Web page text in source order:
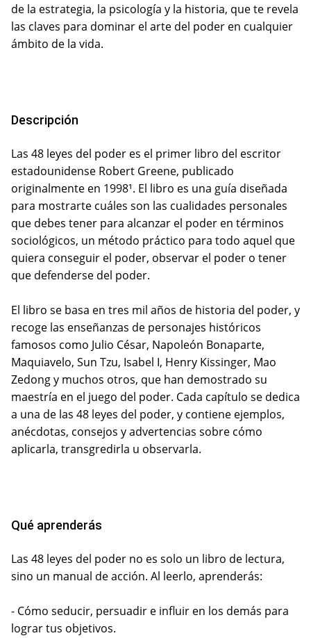
de la estrategia, la psicología y la historia, que te revela
las claves para dominar el arte del poder en cualquier
ámbito de la vida.
Descripción
Las 48 leyes del poder es el primer libro del escritor
estadounidense Robert Greene, publicado
originalmente en 1998¹. El libro es una guía diseñada
para mostrarte cuáles son las cualidades personales
que debes tener para alcanzar el poder en términos
sociológicos, un método práctico para todo aquel que
quiera conseguir el poder, observar el poder o tener
que defenderse del poder.
El libro se basa en tres mil años de historia del poder, y
recoge las enseñanzas de personajes históricos
famosos como Julio César, Napoleón Bonaparte,
Maquiavelo, Sun Tzu, Isabel I, Henry Kissinger, Mao
Zedong y muchos otros, que han demostrado su
maestría en el juego del poder. Cada capítulo se dedica
a una de las 48 leyes del poder, y contiene ejemplos,
anécdotas, consejos y advertencias sobre cómo
aplicarla, transgredirla u observarla.
Qué aprenderás
Las 48 leyes del poder no es solo un libro de lectura,
sino un manual de acción. Al leerlo, aprenderás:
- Cómo seducir, persuadir e influir en los demás para
lograr tus objetivos.